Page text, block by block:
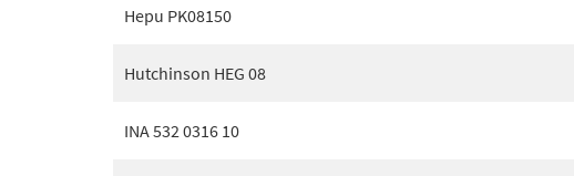
Hepu PK08150
Hutchinson HEG 08
INA 532 0316 10